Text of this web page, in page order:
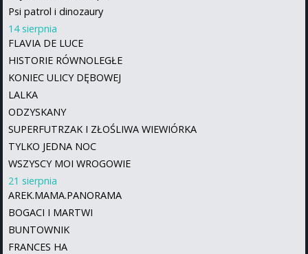
Psi patrol i dinozaury
14 sierpnia
FLAVIA DE LUCE
HISTORIE RÓWNOLEGŁE
KONIEC ULICY DĘBOWEJ
LALKA
ODZYSKANY
SUPERFUTRZAK I ZŁOŚLIWA WIEWIÓRKA
TYLKO JEDNA NOC
WSZYSCY MOI WROGOWIE
21 sierpnia
AREK.MAMA.PANORAMA
BOGACI I MARTWI
BUNTOWNIK
FRANCES HA